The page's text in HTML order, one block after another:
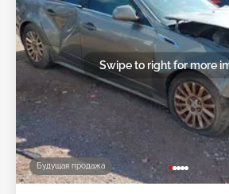
Будущая продажа
Swipe to right for more